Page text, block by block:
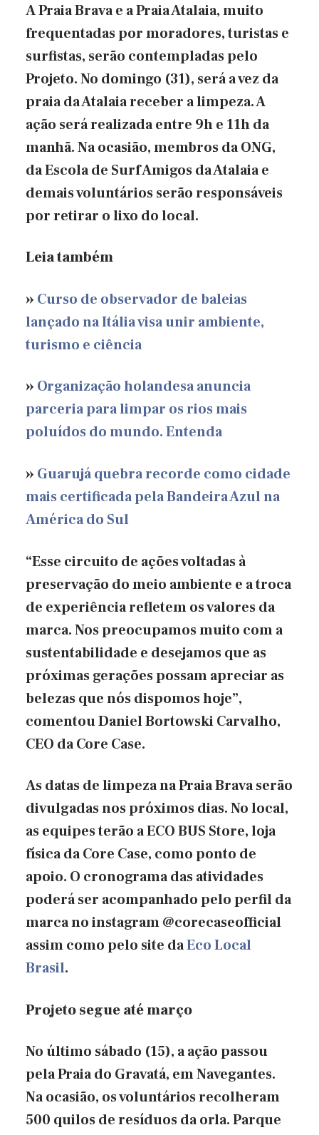
A Praia Brava e a Praia Atalaia, muito
frequentadas por moradores, turistas e
surfistas, serão contempladas pelo
Projeto. No domingo (31), será a vez da
praia da Atalaia receber a limpeza. A
ação será realizada entre 9h e 11h da
manhã. Na ocasião, membros da ONG,
da Escola de Surf Amigos da Atalaia e
demais voluntários serão responsáveis
por retirar o lixo do local.
Leia também
» Curso de observador de baleias
lançado na Itália visa unir ambiente,
turismo e ciência
» Organização holandesa anuncia
parceria para limpar os rios mais
poluídos do mundo. Entenda
» Guarujá quebra recorde como cidade
mais certificada pela Bandeira Azul na
América do Sul
“Esse circuito de ações voltadas à
preservação do meio ambiente e a troca
de experiência refletem os valores da
marca. Nos preocupamos muito com a
sustentabilidade e desejamos que as
próximas gerações possam apreciar as
belezas que nós dispomos hoje”,
comentou Daniel Bortowski Carvalho,
CEO da Core Case.
As datas de limpeza na Praia Brava serão
divulgadas nos próximos dias. No local,
as equipes terão a ECO BUS Store, loja
física da Core Case, como ponto de
apoio. O cronograma das atividades
poderá ser acompanhado pelo perfil da
marca no instagram @corecaseofficial
assim como pelo site daEco Local
Brasil.
Projeto segue até março
No último sábado (15), a ação passou
pela Praia do Gravatá, em Navegantes.
Na ocasião, os voluntários recolheram
500 quilos de resíduos da orla. Parque